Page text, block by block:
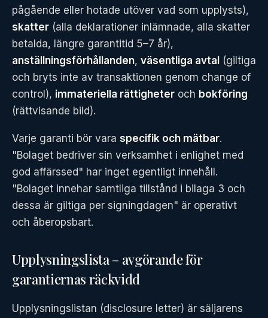
pågående eller hotade utöver vad som upplysts),
skatter (alla deklarationer inlämnade, alla skatter
betalda, längre garantitid 5–7 år),
anställningsförhållanden, väsentliga avtal (giltiga
och bryts inte av transaktionen genom change of
control), immateriella rättigheter och bokföring
(rättvisande bild).
Varje garanti bör vara specifik och mätbar.
"Bolaget bedriver sin verksamhet i enlighet med
god affärssed" har inget egentligt innehåll.
"Bolaget innehar samtliga tillstånd i bilaga 3 och
dessa är giltiga per signingdagen" är operativt
och åberopsbart.
Upplysningslista – avgörande för
garantiernas räckvidd
Upplysningslistan (disclosure letter) är säljarens